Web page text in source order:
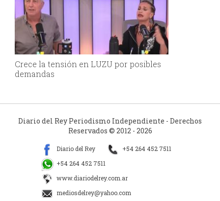
Crece la tensión en LUZU por posibles
demandas
Diario del Rey Periodismo Independiente - Derechos
Reservados © 2012 - 2026
Diario del Rey
+54 264 452 7511
+54 264 452 7511
www.diariodelrey.com.ar
mediosdelrey@yahoo.com